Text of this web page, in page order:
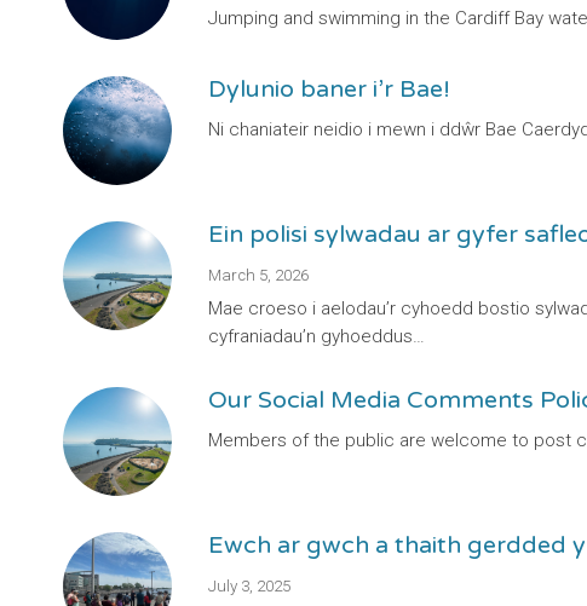
Jumping and swimming in the Cardiff Bay
Dylunio baner i’r Bae!
Ni chaniateir neidio i mewn i ddŵr Bae
Ein polisi sylwadau ar gyfer
March 5, 2026
Mae croeso i aelodau’r cyhoedd bostio
cyfraniadau’n gyhoeddus…
Our Social Media Comments
Members of the public are welcome to post
Ewch ar gwch a thaith gerdded
July 3, 2025